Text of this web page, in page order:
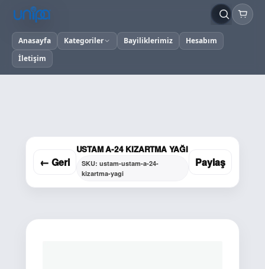
Anasayfa Kategoriler Bayiliklerimiz
Hesabım
İletişim
← Geri
USTAM A-24 KIZARTMA YAĞI
SKU: ustam-ustam-a-24-
kizartma-yagi
Paylaş